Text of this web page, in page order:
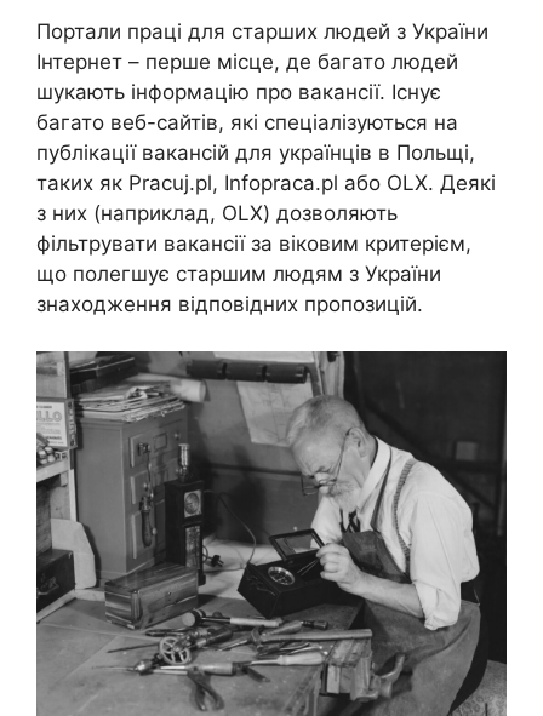
Портали праці для старших людей з України
Інтернет – перше місце, де багато людей
шукають інформацію про вакансії. Існує
багато веб-сайтів, які спеціалізуються на
публікації вакансій для українців в Польщі,
таких як Pracuj.pl, Infopraca.pl або OLX. Деякі
з них (наприклад, OLX) дозволяють
фільтрувати вакансії за віковим критерієм,
що полегшує старшим людям з України
знаходження відповідних пропозицій.